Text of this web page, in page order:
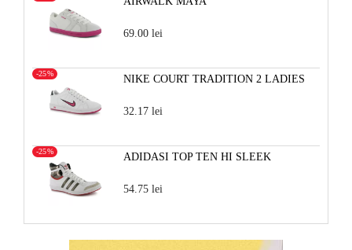
69.00 lei
NIKE COURT TRADITION 2 LADIES
-25%
32.17 lei
ADIDASI TOP TEN HI SLEEK
-25%
54.75 lei